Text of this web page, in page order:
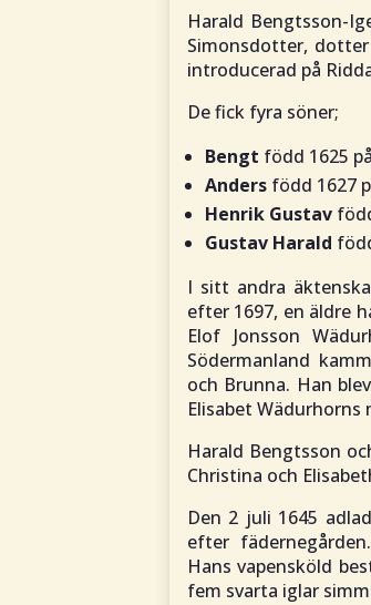
Harald Bengtsson-
Simonsdotter,
introducerad på
De fick fyra söner;
Bengt född 1625
Anders född 1627
Henrik Gustav
Gustav Harald
I sitt andra
efter 1697, en äldre
Elof Jonsson
Södermanland
och Brunna. Han
Elisabet
Harald Bengtsson
Christina och
Den 2 juli 1645
efter
Hans vapensköld
fem svarta iglar